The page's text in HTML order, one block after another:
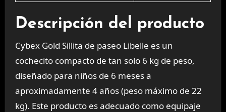
Descripción del producto
Cybex Gold Sillita de paseo Libelle es un
cochecito compacto de tan solo 6 kg de peso,
diseñado para niños de 6 meses a
aproximadamente 4 años (peso máximo de 22
kg). Este producto es adecuado como equipaje